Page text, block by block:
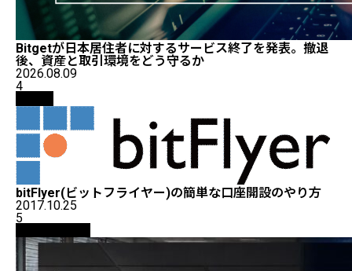
Bitgetが日本居住者に対するサービス終了を発表。撤退
後、資産と取引環境をどう守るか
2026.08.09
4
bitFlyer(ビットフライヤー)の簡単な口座開設のやり方
2017.10.25
5